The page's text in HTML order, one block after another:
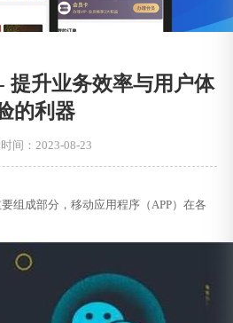
提升业务效率与用户体
的利器
间：2023-08-23
组成部分，移动应用程序（APP）在各